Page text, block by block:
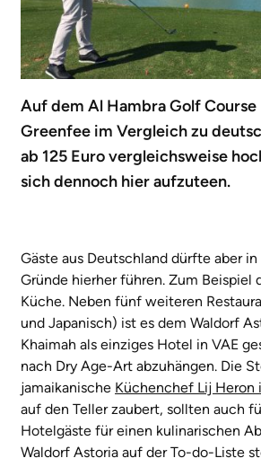
Auf dem Al Hambra Golf
Greenfee im Vergleich zu
ab 125 Euro vergleichsweise
sich dennoch hier aufzuteen.
Gäste aus Deutschland dürfte aber
Gründe hierher führen. Zum Beispiel
Küche. Neben fünf weiteren
und Japanisch) ist es dem Waldorf
Khaimah als einziges Hotel in VAE
nach Dry Age-Art abzuhängen. Die
jamaikanische Küchenchef Lij Heron
auf den Teller zaubert, sollten auch
Hotelgäste für einen kulinarischen
Waldorf Astoria auf der To-do-Liste